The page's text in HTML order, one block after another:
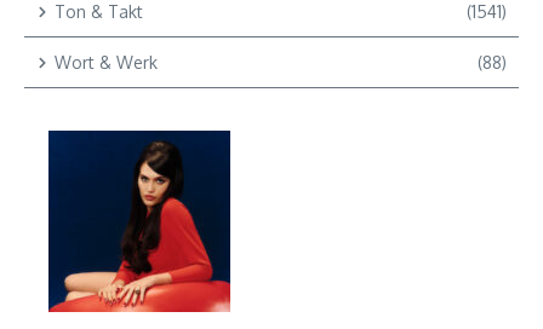
Ton & Takt (1541)
Wort & Werk (88)